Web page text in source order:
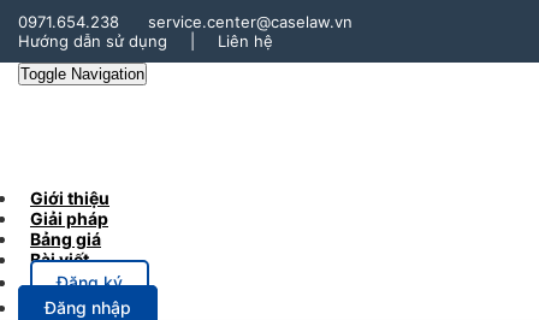
0971.654.238
service.center@caselaw.vn
Hướng dẫn sử dụng
Liên hệ
Toggle Navigation
Giới thiệu
Giải pháp
Bảng giá
Bài viết
Đăng ký
Đăng nhập